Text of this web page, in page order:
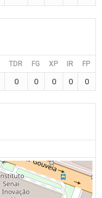
TDR FG XP IR FP
0 0 0 0 0